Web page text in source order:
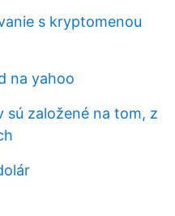
s kryptomenou
na yahoo
sú založené na tom, z